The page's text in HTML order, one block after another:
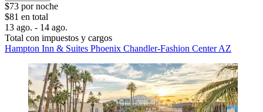
$73 por noche
$81 en total
13 ago. - 14 ago.
Total con impuestos y cargos
Hampton Inn & Suites Phoenix Chandler-Fashion Center AZ